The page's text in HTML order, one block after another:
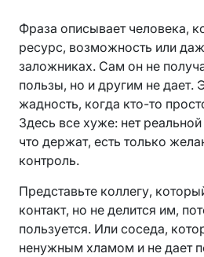
Фраза описывает человека,
ресурс, возможность или
заложниках. Сам он не
пользы, но и другим не дает.
жадность, когда кто-то
Здесь все хуже: нет
что держат, есть только
контроль.
Представьте коллегу,
контакт, но не делится им,
пользуется. Или соседа,
ненужным хламом и не дает